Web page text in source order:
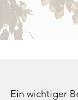
Ein wichtiger